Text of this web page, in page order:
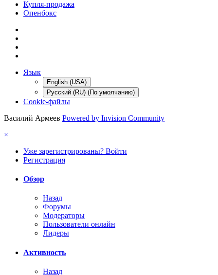
Купля-продажа
Опенбокс
Язык
English (USA)
Русский (RU) (По умолчанию)
Cookie-файлы
Василий Армеев Powered by Invision Community
×
Уже зарегистрированы? Войти
Регистрация
Обзор
Назад
Форумы
Модераторы
Пользователи онлайн
Лидеры
Активность
Назад